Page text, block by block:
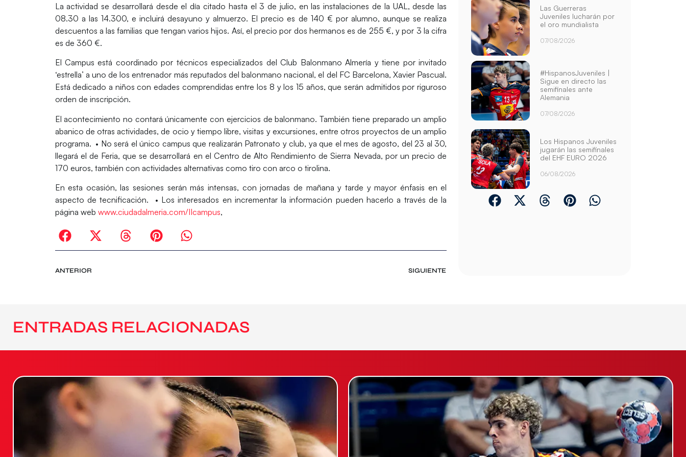
La actividad se desarrollará desde el día citado hasta el 3 de julio, en las instalaciones de la UAL, desde las
08.30 a las 14.300, e incluirá desayuno y almuerzo. El precio es de 140 € por alumno, aunque se realiza
descuentos a las familias que tengan varios hijos. Así, el precio por dos hermanos es de 255 €, y por 3 la cifra
es de 360 €.
El Campus está coordinado por técnicos especializados del Club Balonmano Almería y tiene por invitado
‘estrella’ a uno de los entrenador más reputados del balonmano nacional, el del FC Barcelona, Xavier Pascual.
Está dedicado a niños con edades comprendidas entre los 8 y los 15 años, que serán admitidos por riguroso
orden de inscripción.
El acontecimiento no contará únicamente con ejercicios de balonmano. También tiene preparado un amplio
abanico de otras actividades, de ocio y tiempo libre, visitas y excursiones, entre otros proyectos de un amplio
programa. • No será el único campus que realizarán Patronato y club, ya que el mes de agosto, del 23 al 30,
llegará el de Feria, que se desarrollará en el Centro de Alto Rendimiento de Sierra Nevada, por un precio de
170 euros, también con actividades alternativas como tiro con arco o tirolina.
En esta ocasión, las sesiones serán más intensas, con jornadas de mañana y tarde y mayor énfasis en el
aspecto de tecnificación. • Los interesados en incrementar la información pueden hacerlo a través de la
página web www.ciudadalmeria.com/IIcampus,
ANTERIOR SIGUIENTE
Las Guerreras
Juveniles lucharán por
el oro mundialista
07/08/2026
#HispanosJuveniles |
Sigue en directo las
semifinales ante
Alemania
07/08/2026
Los Hispanos Juveniles
jugarán las semifinales
del EHF EURO 2026
06/08/2026
ENTRADAS RELACIONADAS